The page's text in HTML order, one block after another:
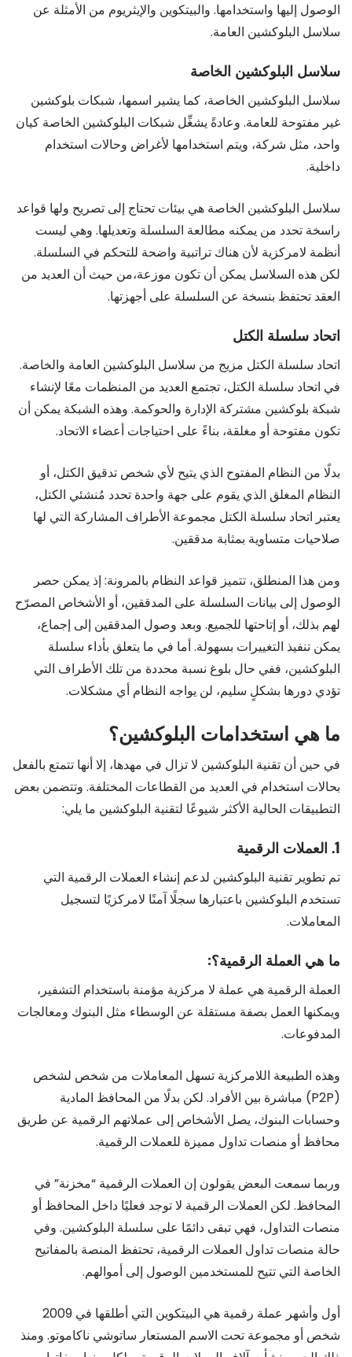
الوصول إليها واستخدامها. والبيتكوين والإيثريوم من الأمثلة عن
سلاسل البلوكشين العامة.
سلاسل البلوكشين الخاصة
سلاسل البلوكشين الخاصة، كما يشير اسمها، شبكات بلوكشين
غير مفتوحة للعامة. وعادةً يشغِّل شبكات البلوكشين الخاصة كيان
واحد، مثل شركة، ويتم استخدامها لأغراض وحالات استخدام
داخلية.
سلاسل البلوكشين الخاصة هي بيئات تحتاج إلى تصريح ولها قواعد
راسخة تحدد من يمكنه مطالعة السلسلة وتعديلها. وهي ليست
أنظمة لامركزية لأن هناك تراتبية واضحة للتحكم في السلسلة.
لكن هذه السلاسل يمكن أن تكون موزعة،من حيث أن العديد من
العقد تحتفظ بنسخة عن السلسلة على أجهزتها.
اتحاد سلسلة الكتل
اتحاد سلسلة الكتل مزيج من سلاسل البلوكشين العامة والخاصة.
في اتحاد سلسلة الكتل، تجتمع العديد من المنظمات معًا لإنشاء
شبكة بلوكشين مشتركة الإدارة والحوكمة. وهذه الشبكة يمكن أن
تكون مفتوحة أو مغلقة، بناءً على احتياجات أعضاء الاتحاد.
بدلًا من النظام المفتوح الذي يتيح لأي شخص تدقيق الكتل، أو
النظام المغلق الذي يقوم على جهة واحدة تحدد مُنشئي الكتل،
يعتبر اتحاد سلسلة الكتل مجموعة الأطراف المشاركة التي لها
صلاحيات متساوية بمثابة مدققين.
ومن هذا المنطلق، تتميز قواعد النظام بالمرونة: إذ يمكن حصر
الوصول إلى بيانات السلسلة على المدققين، أو الأشخاص المصرّح
لهم بذلك، أو إتاحتها للجميع. وبعد وصول المدققين إلى إجماع،
يمكن تنفيذ التغييرات بسهولة. أما في ما يتعلق بأداء سلسلة
البلوكشين، ففي حال بلوغ نسبة محددة من تلك الأطراف التي
تؤدي دورها بشكلٍ سليم، لن يواجه النظام أي مشكلات.
ما هي استخدامات البلوكشين؟
في حين أن تقنية البلوكشين لا تزال في مهدها، إلا أنها تتمتع بالفعل
بحالات استخدام في العديد من القطاعات المختلفة. وتتضمن بعض
التطبيقات الحالية الأكثر شيوعًا لتقنية البلوكشين ما يلي:
1. العملات الرقمية
تم تطوير تقنية البلوكشين لدعم إنشاء العملات الرقمية التي
تستخدم البلوكشين باعتبارها سجلًا آمنًا لامركزيًا لتسجيل
المعاملات.
ما هي العملة الرقمية؟:
العملة الرقمية هي عملة لا مركزية مؤمنة باستخدام التشفير،
ويمكنها العمل بصفة مستقلة عن الوسطاء مثل البنوك ومعالجات
المدفوعات.
وهذه الطبيعة اللامركزية تسهل المعاملات من شخص لشخص
(P2P) مباشرة بين الأفراد. لكن بدلًا من المحافظ المادية
وحسابات البنوك، يصل الأشخاص إلى عملاتهم الرقمية عن طريق
محافظ أو منصات تداول مميزة للعملات الرقمية.
وربما سمعت البعض يقولون إن العملات الرقمية “مخزنة” في
المحافظ. لكن العملات الرقمية لا توجد فعليًا داخل المحافظ أو
منصات التداول، فهي تبقى دائمًا على سلسلة البلوكشين. وفي
حالة منصات تداول العملات الرقمية، تحتفظ المنصة بالمفاتيح
الخاصة التي تتيح للمستخدمين الوصول إلى أموالهم.
أول وأشهر عملة رقمية هي البيتكوين التي أطلقها في 2009
شخص أو مجموعة تحت الاسم المستعار ساتوشي ناكاموتو. ومنذ